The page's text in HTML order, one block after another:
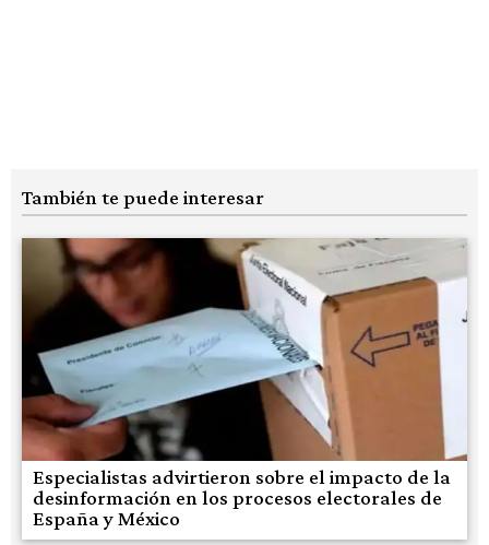
También te puede interesar
Especialistas advirtieron sobre el impacto de la
desinformación en los procesos electorales de
España y México